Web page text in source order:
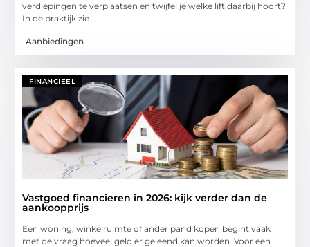
verdiepingen te verplaatsen en twijfel je welke lift daarbij hoort?
In de praktijk zie
Aanbiedingen
FINANCIEEL
Vastgoed financieren in 2026: kijk verder dan de
aankoopprijs
Een woning, winkelruimte of ander pand kopen begint vaak
met de vraag hoeveel geld er geleend kan worden. Voor een